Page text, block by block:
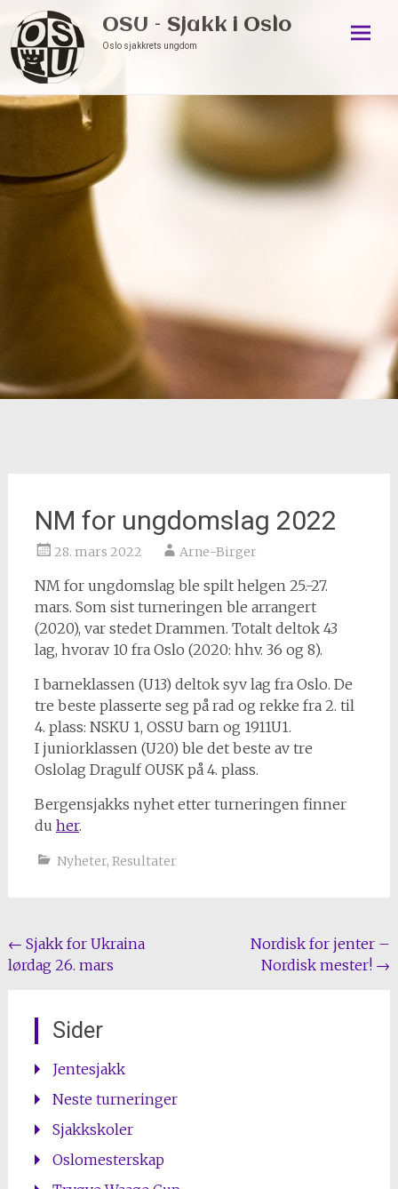
OSU – Sjakk i Oslo
Oslo sjakkrets ungdom
NM for ungdomslag 2022
28. mars 2022 Arne-Birger
NM for ungdomslag ble spilt helgen 25.-27.
mars. Som sist turneringen ble arrangert
(2020), var stedet Drammen. Totalt deltok 43
lag, hvorav 10 fra Oslo (2020: hhv. 36 og 8).
I barneklassen (U13) deltok syv lag fra Oslo. De
tre beste plasserte seg på rad og rekke fra 2. til
4. plass: NSKU 1, OSSU barn og 1911U1.
I juniorklassen (U20) ble det beste av tre
Oslolag Dragulf OUSK på 4. plass.
Bergensjakks nyhet etter turneringen finner
du her.
Nyheter, Resultater
Post
navigation
← Sjakk for Ukraina
lørdag 26. mars
Nordisk for jenter –
Nordisk mester! →
Sider
Jentesjakk
Neste turneringer
Sjakkskoler
Oslomesterskap